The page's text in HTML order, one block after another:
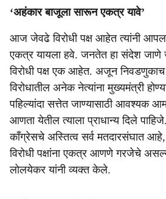
‘अहंकार बाजूला सारून एकत्र यावे’
आज जेवढे विरोधी पक्ष आहेत त्यांनी
एकत्र यायला हवे. जनतेत हा संदेश जाणे
विरोधी पक्ष एक आहेत. अजून निवडणुकाच
विरोधातील अनेक नेत्यांना मुख्यमंत्री
पहिल्यांदा सत्तेत जाण्यासाठी आवश्‍यक
आणता येतील त्याला प्राधान्य दिले
कॉंग्रेसचे अस्तित्‍व सर्व मतदारसंघात
विरोधी पक्षांना एकत्र आणणे गरजेचे
लोलयेकर यांनी व्यक्त केले.